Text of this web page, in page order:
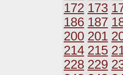
172 173
186 187
200 201
214 215
228 229